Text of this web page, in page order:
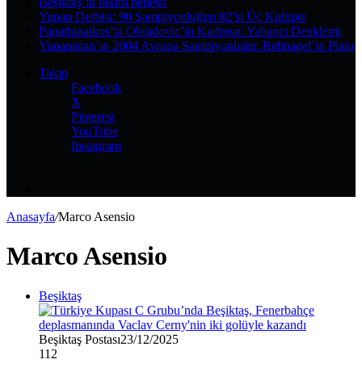
Yunan Derbisi: 90 Şampiyonluğun 82’si Üç Kulüpte
Panathinaikos’ta Obradovic’in Kadrosu: Yabancı Denklemi
Yunanistan’ın 2004 Avrupa Şampiyonluğu: Rehhagel’in Planı
Takip
Facebook
X
Pinterest
YouTube
Instagram
Anasayfa/Marco Asensio
Marco Asensio
Beşiktaş
Beşiktaş Postası23/12/2025
112